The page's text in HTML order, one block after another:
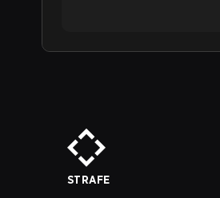
STRAFE